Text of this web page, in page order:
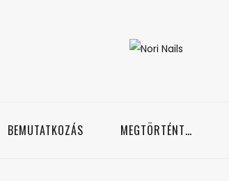
BEMUTATKOZÁS MEGTÖRTÉNT…